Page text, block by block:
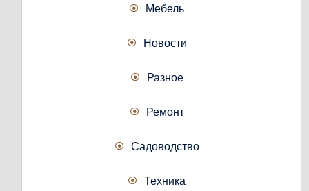
Мебель
Новости
Разное
Ремонт
Садоводство
Техника